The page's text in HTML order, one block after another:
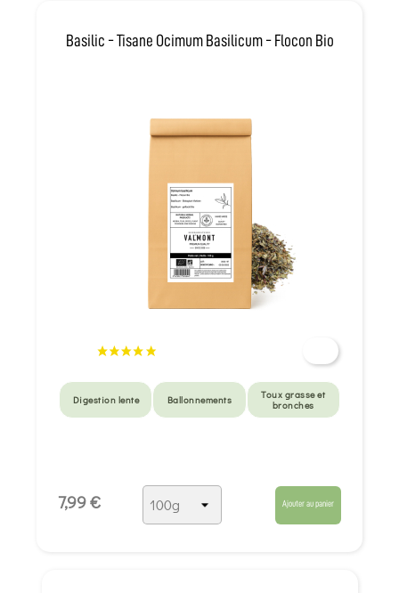
Basilic - Tisane Ocimum Basilicum - Flocon Bio
Digestion lente Ballonnements
Toux grasse et
bronches
7,99 € Ajouter au panier